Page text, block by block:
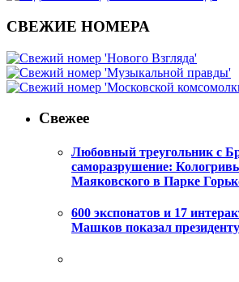
СВЕЖИЕ НОМЕРА
Свежее
Любовный треугольник с
саморазрушение:
Маяковского в Парке
600 экспонатов и 17
Машков показал президенту